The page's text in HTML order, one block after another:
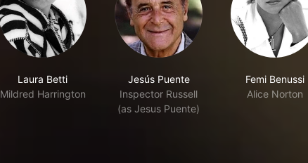
Laura Betti
Mildred Harrington
Jesús Puente
Inspector Russell
(as Jesus Puente)
Femi Benussi
Alice Norton